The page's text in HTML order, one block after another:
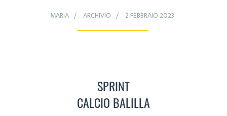
MARIA ARCHIVIO 2 FEBBRAIO 2023
SPRINT
CALCIO BALILLA